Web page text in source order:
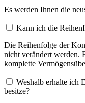
Es werden Ihnen die
Kann ich die
Die Reihenfolge der
nicht verändert werden.
komplette
Weshalb erhalte ich
besitze?